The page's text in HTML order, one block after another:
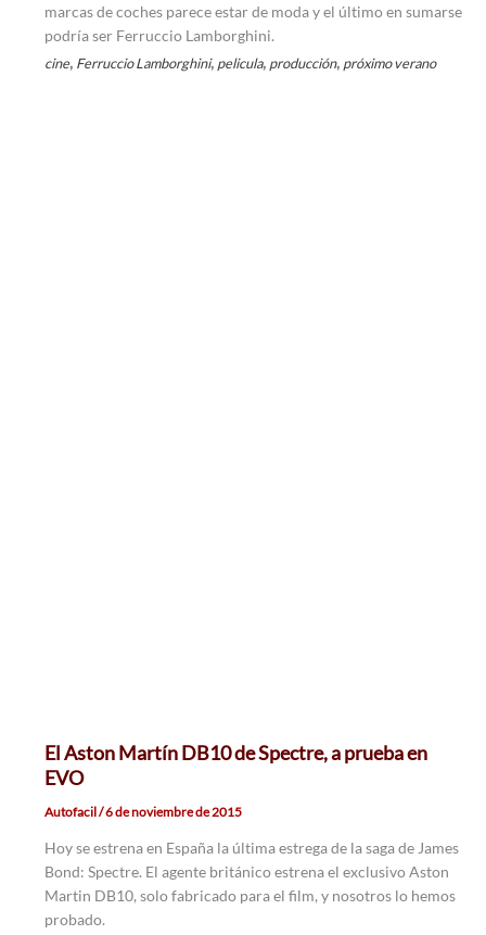
marcas de coches parece estar de moda y el último en sumarse
podría ser Ferruccio Lamborghini.
cine, Ferruccio Lamborghini, pelicula, producción, próximo verano
El Aston Martín DB10 de Spectre, a prueba en
EVO
Autofacil/6 de noviembre de 2015
Hoy se estrena en España la última estrega de la saga de James
Bond: Spectre. El agente británico estrena el exclusivo Aston
Martin DB10, solo fabricado para el film, y nosotros lo hemos
probado.